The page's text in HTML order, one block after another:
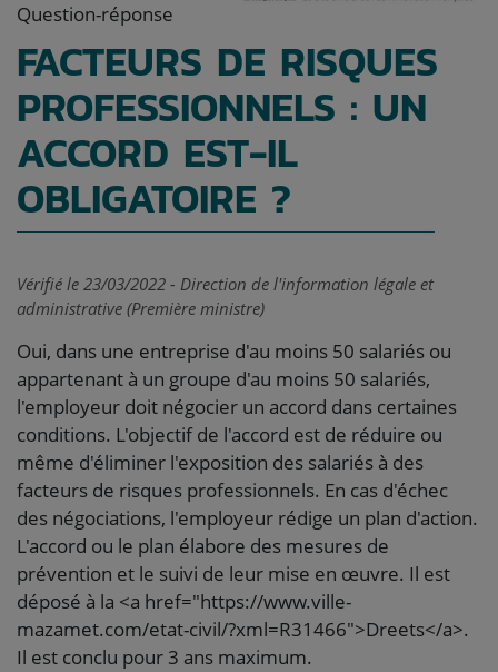
Question-réponse
FACTEURS DE RISQUES
PROFESSIONNELS : UN
ACCORD EST-IL
OBLIGATOIRE ?
Vérifié le 23/03/2022 - Direction de l'information légale et
administrative (Première ministre)
Oui, dans une entreprise d'au moins 50 salariés ou
appartenant à un groupe d'au moins 50 salariés,
l'employeur doit négocier un accord dans certaines
conditions. L'objectif de l'accord est de réduire ou
même d'éliminer l'exposition des salariés à des
facteurs de risques professionnels. En cas d'échec
des négociations, l'employeur rédige un plan d'action.
L'accord ou le plan élabore des mesures de
prévention et le suivi de leur mise en œuvre. Il est
déposé à la <a href="https://www.ville-
mazamet.com/etat-civil/?xml=R31466">Dreets</a>.
Il est conclu pour 3 ans maximum.